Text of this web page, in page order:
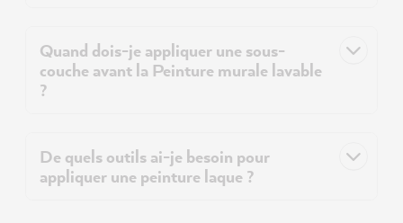
Quand dois-je appliquer une sous-
couche avant la Peinture murale lavable
?
De quels outils ai-je besoin pour
appliquer une peinture laque ?